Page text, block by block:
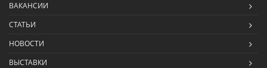
ВАКАНСИИ
СТАТЬИ
НОВОСТИ
ВЫСТАВКИ